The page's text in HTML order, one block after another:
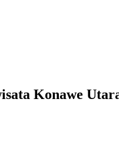
Konawe